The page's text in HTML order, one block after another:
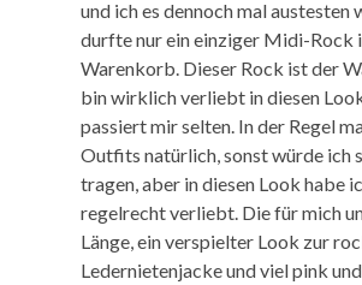
und ich es dennoch mal austesten
durfte nur ein einziger Midi-Rock
Warenkorb. Dieser Rock ist der
bin wirklich verliebt in diesen
passiert mir selten. In der Regel
Outfits natürlich, sonst würde ich
tragen, aber in diesen Look habe
regelrecht verliebt. Die für mich
Länge, ein verspielter Look zur
Ledernietenjacke und viel pink